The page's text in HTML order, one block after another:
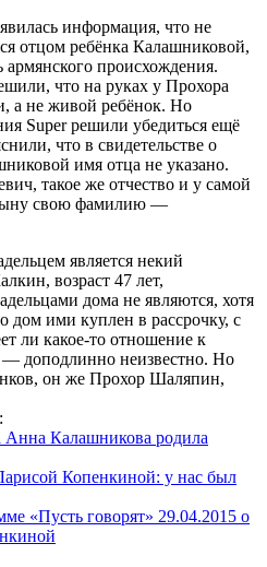
информация, что не
отцом ребёнка Калашниковой,
происхождения.
что на руках у Прохора
а не живой ребёнок. Но
Super решили убедиться ещё
что в свидетельстве о
имя отца не указано.
такое же отчество и у самой
свою фамилию —
является некий
возраст 47 лет,
дома не являются, хотя
дом ими куплен в рассрочку, с
ли какое-то отношение к
доподлинно неизвестно. Но
он же Прохор Шаляпин,
Калашникова родила
Копенкиной: у нас был
«Пусть говорят» 29.04.2015 о